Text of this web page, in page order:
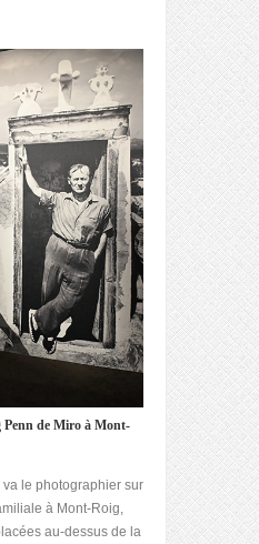
de Miro à Mont-
le photographier sur
à Mont-Roig,
au-dessus de la